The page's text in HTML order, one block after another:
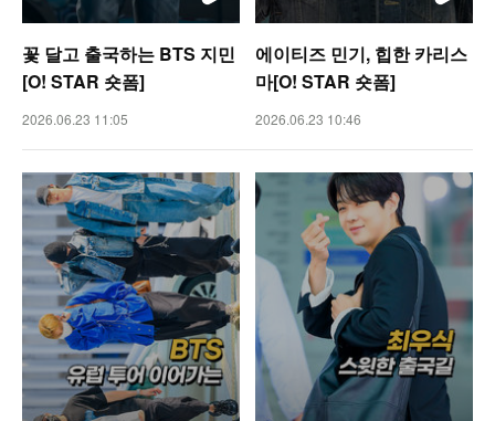
꽃 달고 출국하는 BTS 지민
[O! STAR 숏폼]
2026.06.23 11:05
에이티즈 민기, 힙한 카리스
마[O! STAR 숏폼]
2026.06.23 10:46